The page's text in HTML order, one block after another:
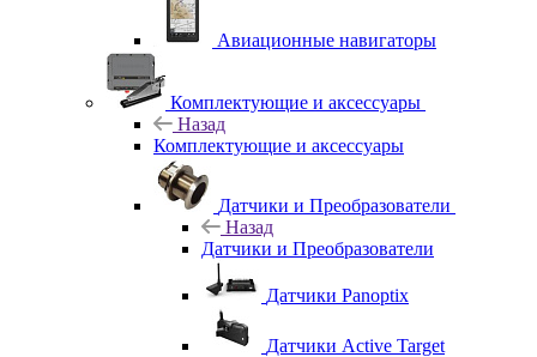
Авиационные навигаторы
Комплектующие и аксессуары
Назад
Комплектующие и аксессуары
Датчики и Преобразователи
Назад
Датчики и Преобразователи
Датчики Panoptix
Датчики Active Target